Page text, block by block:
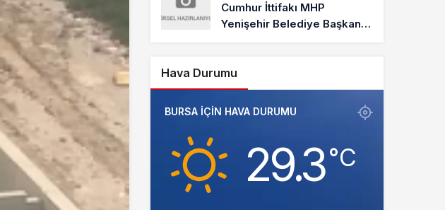
Cumhur İttifakı MHP
Yenişehir Belediye Başkan
Hava Durumu
BURSA IÇIN HAVA DURUMU
29.3‎°C